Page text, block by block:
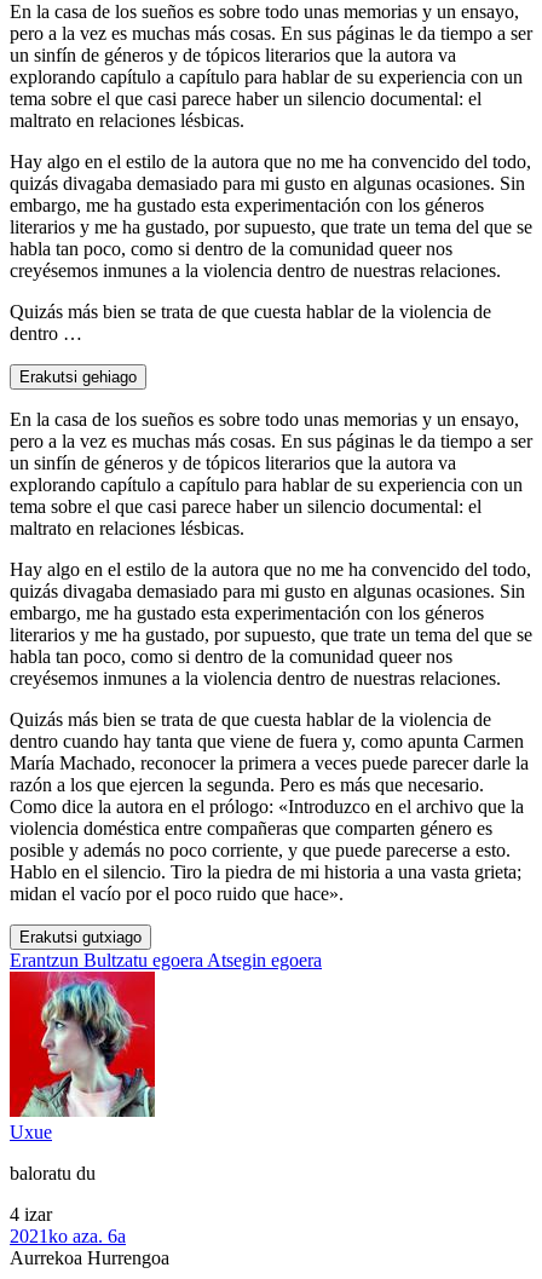
En la casa de los sueños es sobre todo unas memorias y un ensayo,
pero a la vez es muchas más cosas. En sus páginas le da tiempo a ser
un sinfín de géneros y de tópicos literarios que la autora va
explorando capítulo a capítulo para hablar de su experiencia con un
tema sobre el que casi parece haber un silencio documental: el
maltrato en relaciones lésbicas.
Hay algo en el estilo de la autora que no me ha convencido del todo,
quizás divagaba demasiado para mi gusto en algunas ocasiones. Sin
embargo, me ha gustado esta experimentación con los géneros
literarios y me ha gustado, por supuesto, que trate un tema del que se
habla tan poco, como si dentro de la comunidad queer nos
creyésemos inmunes a la violencia dentro de nuestras relaciones.
Quizás más bien se trata de que cuesta hablar de la violencia de
dentro …
Erakutsi gehiago
En la casa de los sueños es sobre todo unas memorias y un ensayo,
pero a la vez es muchas más cosas. En sus páginas le da tiempo a ser
un sinfín de géneros y de tópicos literarios que la autora va
explorando capítulo a capítulo para hablar de su experiencia con un
tema sobre el que casi parece haber un silencio documental: el
maltrato en relaciones lésbicas.
Hay algo en el estilo de la autora que no me ha convencido del todo,
quizás divagaba demasiado para mi gusto en algunas ocasiones. Sin
embargo, me ha gustado esta experimentación con los géneros
literarios y me ha gustado, por supuesto, que trate un tema del que se
habla tan poco, como si dentro de la comunidad queer nos
creyésemos inmunes a la violencia dentro de nuestras relaciones.
Quizás más bien se trata de que cuesta hablar de la violencia de
dentro cuando hay tanta que viene de fuera y, como apunta Carmen
María Machado, reconocer la primera a veces puede parecer darle la
razón a los que ejercen la segunda. Pero es más que necesario.
Como dice la autora en el prólogo: «Introduzco en el archivo que la
violencia doméstica entre compañeras que comparten género es
posible y además no poco corriente, y que puede parecerse a esto.
Hablo en el silencio. Tiro la piedra de mi historia a una vasta grieta;
midan el vacío por el poco ruido que hace».
Erakutsi gutxiago
Erantzun Bultzatu egoera Atsegin egoera
Uxue
baloratu du
4 izar
2021ko aza. 6a
Aurrekoa Hurrengoa